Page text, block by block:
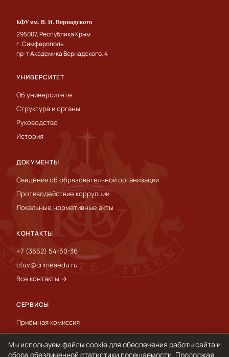
КФУ им. В. И. Вернадского
295007, Республика Крым
г. Симферополь
пр-т Академика Вернадского, 4
УНИВЕРСИТЕТ
Об университете
Структура и органы
Руководство
История
ДОКУМЕНТЫ
Сведения об образовательной организации
Противодействие коррупции
Локальные нормативные акты
КОНТАКТЫ
+7 (3652) 54-50-36
cfuv@crimeaedu.ru
Все контакты →
СЕРВИСЫ
Приёмная комиссия
Пресс-служба
International
Мы используем файлы cookie для обеспечения работы сайта и
сбора обезличенной статистики посещаемости. Продолжая